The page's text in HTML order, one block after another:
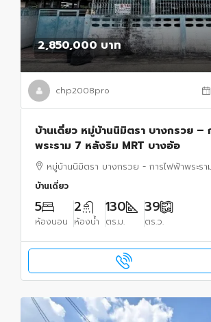
2,850,000 บาท
chp2008pro
บ้านเดี่ยว หมู่บ้านนิมิตรา บางกรวย –
พระราม 7 หลังริม MRT บางอ้อ
หมู่บ้านนิมิตรา บางกรวย - การไฟฟ้าพระรา
บ้านเดี่ยว
5
ห้องนอน
2
ห้องน้ำ
130
ตร.ม.
39
ตร.ว.